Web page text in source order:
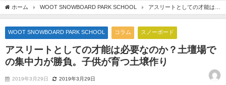
ホーム WOOT SNOWBOARD PARK SCHOOL
アスリートとしての才能は必
要なのか？土壇場での集中力が勝負。子供が育つ土壌作り
WOOT SNOWBOARD PARK SCHOOL コラム スノーボード
アスリートとしての才能は必要なのか？土壇場で
の集中力が勝負。子供が育つ土壌作り
2019年3月29日 2019年3月29日